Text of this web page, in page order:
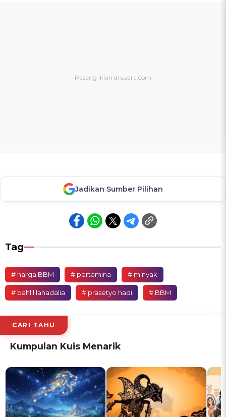
Jadikan Sumber Pilihan
Tag
# harga BBM # pertamina # minyak
# bahlil lahadalia # prasetyo hadi # BBM
CARI TAHU
Kumpulan Kuis Menarik